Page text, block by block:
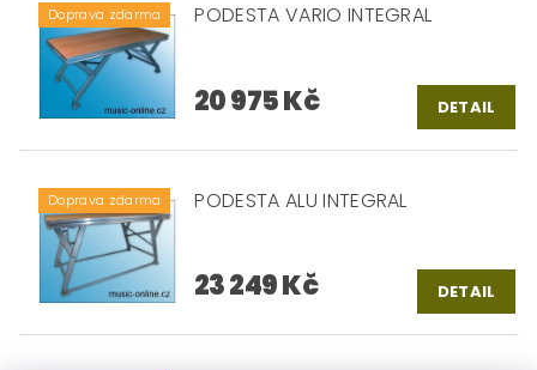
Doprava zdarma PODESTA VARIO INTEGRAL
20 975 Kč DETAIL
Doprava zdarma PODESTA ALU INTEGRAL
23 249 Kč DETAIL